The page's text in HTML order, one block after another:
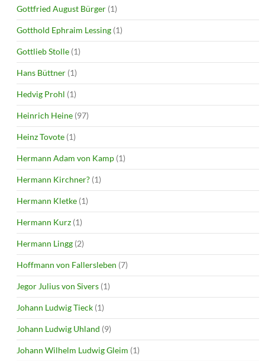
Gottfried August Bürger (1)
Gotthold Ephraim Lessing (1)
Gottlieb Stolle (1)
Hans Büttner (1)
Hedvig Prohl (1)
Heinrich Heine (97)
Heinz Tovote (1)
Hermann Adam von Kamp (1)
Hermann Kirchner? (1)
Hermann Kletke (1)
Hermann Kurz (1)
Hermann Lingg (2)
Hoffmann von Fallersleben (7)
Jegor Julius von Sivers (1)
Johann Ludwig Tieck (1)
Johann Ludwig Uhland (9)
Johann Wilhelm Ludwig Gleim (1)